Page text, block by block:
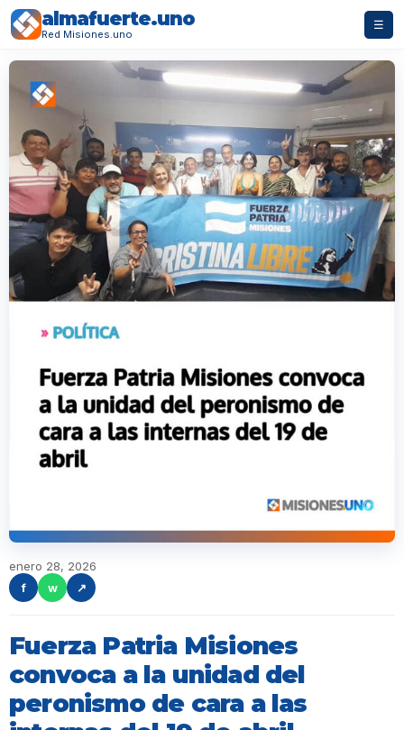
almafuerte.uno
Red Misiones.uno
☰
enero 28, 2026
f
w ↗
Fuerza Patria Misiones
convoca a la unidad del
peronismo de cara a las